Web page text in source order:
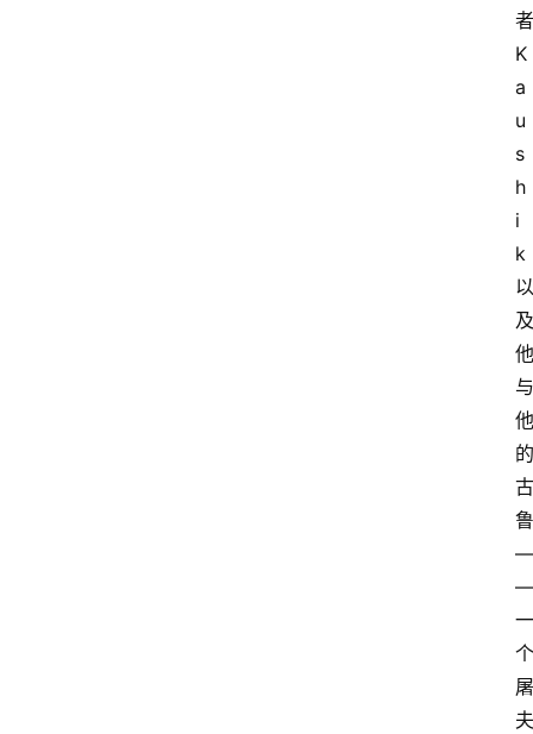
者
K
a
u
s
h
i
k
以
及
他
与
他
的
古
鲁
—
—
一
个
屠
夫